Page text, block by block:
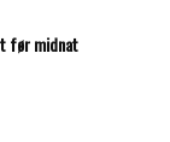
før midnat